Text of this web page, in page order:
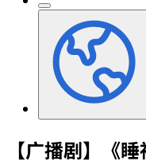
【广播剧】《